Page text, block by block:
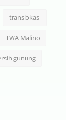
translokasi
TWA Malino
gunung